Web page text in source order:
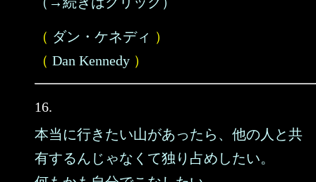
（ ダン・ケネディ ）
（ Dan Kennedy ）
16.
本当に行きたい山があったら、他の人と共
有するんじゃなくて独り占めしたい。